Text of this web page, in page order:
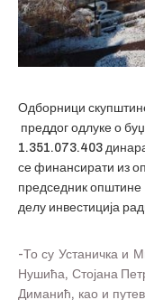
Одборници
преддог одлуке о
1.351.073.403
се финансирати из
председник општине
делу инвестиција
-То су Устаничка и
Нушића, Стојана
Диманић, као и